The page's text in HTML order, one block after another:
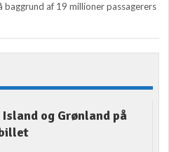
af 19 millioner passagerers
Island og Grønland på